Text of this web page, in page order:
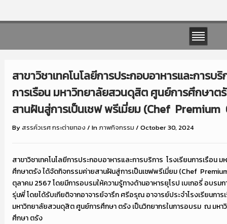
สาขาวิชาเทคโนโลยีการประกอบอาหารและการบริ
การเรือน มหาวิทยาลัยสวนดุสิต ศูนย์การศึกษาต
สานฝันสู่การเป็นเชฟ พรีเมี่ยม (Chef Premium
Byสรรค์วเรศ กระต่ายทอง / Inภาพกิจกรรม / October 30, 2024
สาขาวิชาเทคโนโลยีการประกอบอาหารและการบริการ โรงเรียนการเรือน
ศึกษาตรัง ได้จัดกิจกรรมค่ายสานฝันสู่การเป็นเชฟพรีเมี่ยม (Chef
ตุลาคม 2567 โดยมีการอบรมให้ความรู้ทางด้านอาหารยุโรป เบเกอรี่ อบรม
รุ่นพี่ โดยได้รับเกียติจากอาจารย์จารึก ศรีอรุณ อาจารย์ประจำโรงเรียนกา
มหาวิทยาลัยสวนดุสิต ศูนย์การศึกษา ตรัง เป็นวิทยากรในการอบรม ณ มห
ศึกษา ตรัง